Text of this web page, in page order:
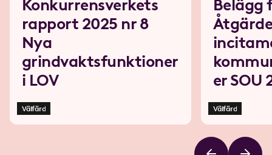
Konkurrensverkets
rapport 2025 nr 8
Nya
grindvaktsfunktioner
i LOV
Välfärd
Belägg
er SOU
Välfärd